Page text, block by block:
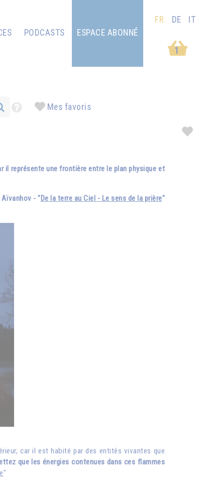
PODCASTS
1
ESPACE ABONNÉ
FR DE IT
Mes favoris
représente une frontière entre le plan physique et
Aïvanhov - "De la terre au Ciel - Le sens de la prière"
car il est habité par des entités vivantes que
que les énergies contenues dans ces flammes
"